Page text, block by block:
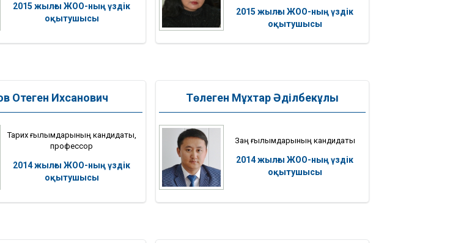
2015 жылғы ЖОО-ның үздік
оқытушысы
2015 жылғы ЖОО-ның үздік
оқытушысы
Отеген Ихсанович
Тарих ғылымдарының кандидаты,
профессор
2014 жылғы ЖОО-ның үздік
оқытушысы
Төлеген Мұхтар Әділбекұлы
Заң ғылымдарының кандидаты
2014 жылғы ЖОО-ның үздік
оқытушысы